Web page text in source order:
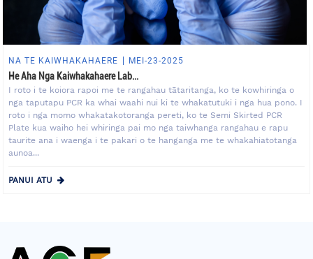
NA TE KAIWHAKAHAERE MEI-23-2025
He Aha Nga Kaiwhakahaere Lab...
I roto i te koiora rapoi me te rangahau tātaritanga, ko te kowhiringa o
nga taputapu PCR ka whai waahi nui ki te whakatutuki i nga hua pono. I
roto i nga momo whakatakotoranga pereti, ko te Semi Skirted PCR
Plate kua waiho hei whiringa pai mo nga taiwhanga rangahau e rapu
taurite ana i waenga i te pakari o te hanganga me te whakahiatotanga
aunoa...
PANUI ATU